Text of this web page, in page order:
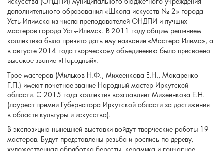
искусства (ОНДПИ) муниципального бюджетного учреждения
дополнительного образования «Школа искусств № 2» города
Усть-Илимска из числа преподавателей ОНДПИ и лучших
мастеров города Усть-Илимск. В 2011 году общим решением
коллектива было принято дать ему название «Мастера Илима», а
в августе 2014 года творческому объединению было присвоено
высокое звание «Народный».
Трое мастеров (Мильков Н.Ф., Михеенкова Е.Н., Макаренко
Г.П.) имеют почетное звание Народный мастер Иркутской
области. С 2015 года коллектив возглавляет Михеенкова Е.Н.
(лауреат премии Губернатора Иркутской области за достижения
в области культуры и искусства).
В экспозицию нынешней выставки войдут творческие работы 19
мастеров. Будут представлены резьба и роспись по дереву,